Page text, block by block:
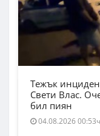
Тежък
Свети Влас.
бил пиян
04.08.2026